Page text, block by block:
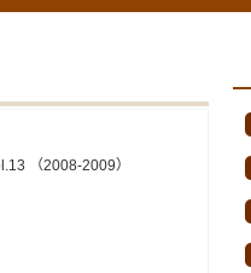
（2008-2009）